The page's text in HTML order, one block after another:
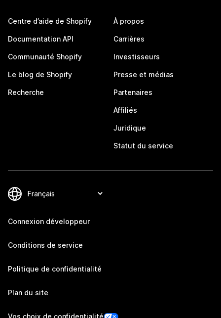
Centre d’aide de Shopify
Documentation API
Communauté Shopify
Le blog de Shopify
Recherche
À propos
Carrières
Investisseurs
Presse et médias
Partenaires
Affiliés
Juridique
Statut du service
Connexion développeur
Conditions de service
Politique de confidentialité
Plan du site
Vos choix de confidentialité